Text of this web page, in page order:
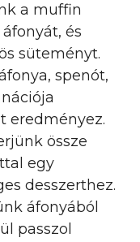
a muffin
és
süteményt.
spenót,
eredményez.
össze
egy
desszerthez.
áfonyából
passzol